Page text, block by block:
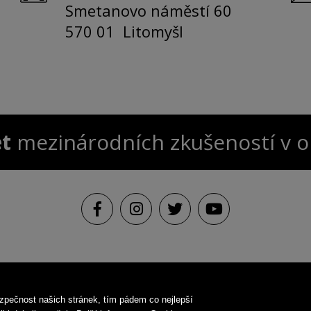
Smetanovo náměstí 60
570 01 Litomyšl
mezinárodních zkušeností v
našich stránek, tím pádem co nejlepší